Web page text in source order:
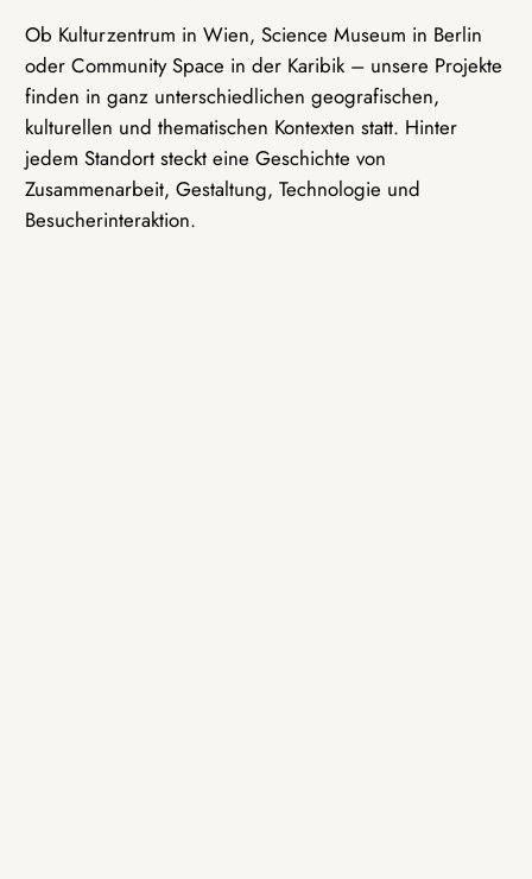
Ob Kulturzentrum in Wien, Science Museum in Berlin
oder Community Space in der Karibik – unsere Projekte
finden in ganz unterschiedlichen geografischen,
kulturellen und thematischen Kontexten statt. Hinter
jedem Standort steckt eine Geschichte von
Zusammenarbeit, Gestaltung, Technologie und
Besucherinteraktion.